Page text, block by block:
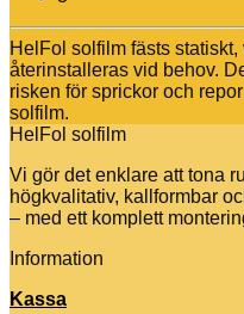
HelFol solfilm fästs
återinstalleras vid behov.
risken för sprickor och
solfilm.
HelFol solfilm
Vi gör det enklare att tona
högkvalitativ, kallformbar
– med ett komplett
Information
Kassa